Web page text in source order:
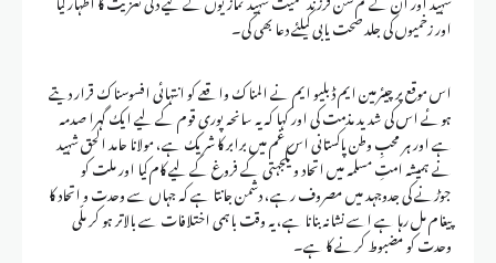
اور زخمیوں کی جلد صحت یابی کیلئے دعا بھی کی۔
اس موقع پر چیئرمین ایم ڈبلیو ایم نے المناک واقعے کو انتہائی افسوسناک قرار دیتے
ہوئے اس کی شدید مذمت کی اور کہا کہ یہ سانحہ پوری قوم کے لیے ایک گہرا صدمہ
ہے اور ہر محبِ وطن پاکستانی اس غم میں برابر کا شریک ہے، ‏مولانا حامد الحق شہید
نے ہمیشہ امتِ مسلمہ میں اتحاد و یکجہتی کے فروغ کے لیے کام کیا اور ملت کو
جوڑنے کی جدوجہد میں مصروف رہے، دشمن جانتا ہے کہ جہاں سے وحدت و اتحاد کا
پیغام مل رہا ہے اسے نشانہ بنانا ہے، ‏‏یہ وقت باہمی اختلافات سے بالاتر ہو کر ملّی
وحدت کو مضبوط کرنے کا ہے۔